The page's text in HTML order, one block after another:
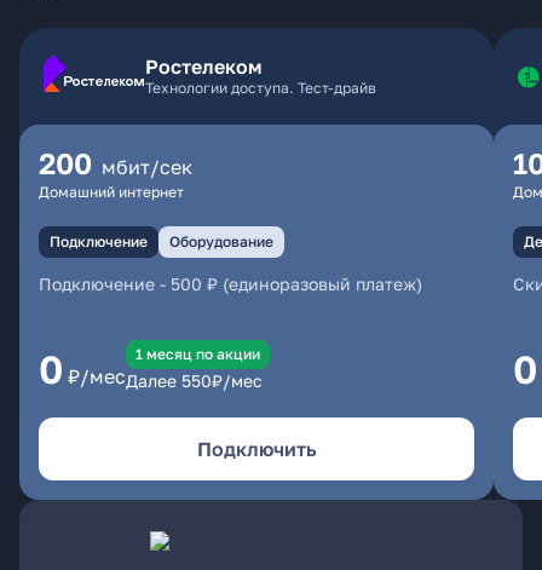
Ростелеком
Технологии доступа. Тест-драйв
200 мбит/сек
Домашний интернет
Подключение Оборудование
Подключение - 500 ₽ (единоразовый платеж)
0 ₽/мес
1 месяц по акции
Далее 550₽/мес
Подключить
0